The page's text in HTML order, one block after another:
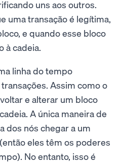
uns aos outros.
uma transação é legítima,
e quando esse bloco
à cadeia.
linha do tempo
Assim como o
e alterar um bloco
A única maneira de
dos nós chegar a um
eles têm os poderes
No entanto, isso é